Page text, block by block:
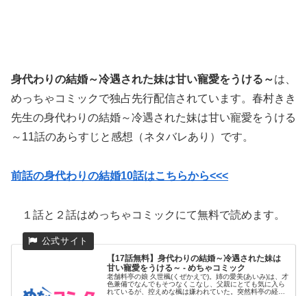
身代わりの結婚～冷遇された妹は甘い寵愛をうける～は、
めっちゃコミックで独占先行配信されています。春村きき
先生の身代わりの結婚～冷遇された妹は甘い寵愛をうける
～11話のあらすじと感想（ネタバレあり）です。
前話の身代わりの結婚10話はこちらから<<<
１話と２話はめっちゃコミックにて無料で読めます。
【17話無料】身代わりの結婚～冷遇された妹は
甘い寵愛をうける～ - めちゃコミック
老舗料亭の娘 久世楓(くぜかえで)。姉の愛美(あいみ)は、才
色兼備でなんでもそつなくこなし、父親にとても気に入ら
れているが、控えめな楓は嫌われていた。突然料亭の経営